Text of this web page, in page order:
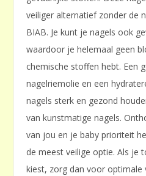
veiliger alternatief zonder de
BIAB. Je kunt je nagels ook
waardoor je helemaal geen
chemische stoffen hebt. Een
nagelriemolie en een
nagels sterk en gezond
van kunstmatige nagels.
van jou en je baby prioriteit
de meest veilige optie. Als je
kiest, zorg dan voor optimale